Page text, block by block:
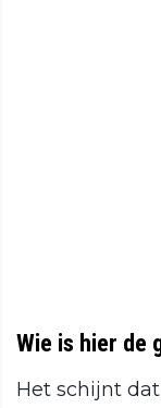
Wie is hier de
Het schijnt